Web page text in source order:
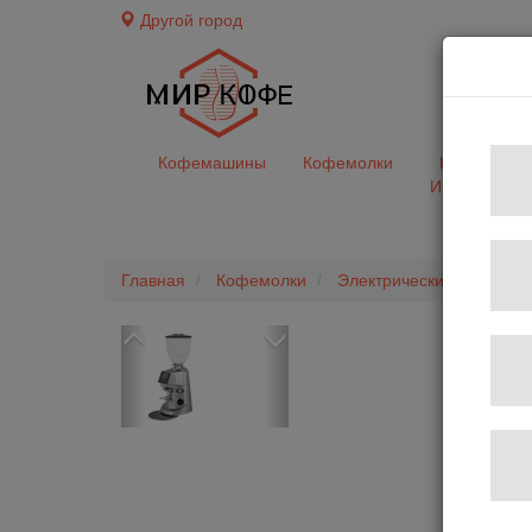
Другой город
Кофемашины Кофемолки
Кофе&Чай
Ингредиенты
Главная Кофемолки Электрические
Previous